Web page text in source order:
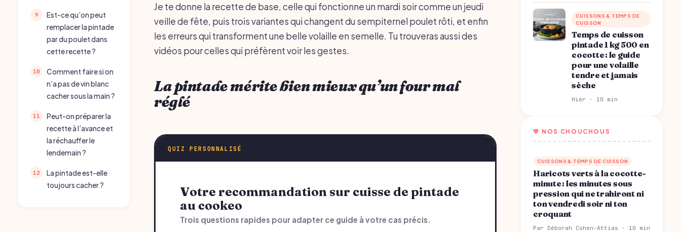
Est-ce qu’on peut
remplacer la pintade
par du poulet dans
cette recette ?
Comment faire si on
n’a pas de vin blanc
cacher sous la main ?
Peut-on préparer la
recette à l’avance et
la réchauffer le
lendemain ?
La pintade est-elle
toujours cacher ?
Je te donne la recette de base, celle qui fonctionne un mardi soir comme un jeudi
veille de fête, puis trois variantes qui changent du sempiternel poulet rôti, et enfin
les erreurs qui transforment une belle volaille en semelle. Tu trouveras aussi des
vidéos pour celles qui préfèrent voir les gestes.
La pintade mérite bien mieux qu’un four mal
réglé
QUIZ PERSONNALISÉ
Votre recommandation sur cuisse de pintade
au cookeo
Trois questions rapides pour adapter ce guide à votre cas précis.
CUISSONS & TEMPS DE
CUISSON
Temps de cuisson
pintade 1 kg 500 en
cocotte : le guide
pour une volaille
tendre et jamais
sèche
Hier · 10 min
💛 NOS CHOUCHOUS
CUISSONS & TEMPS DE CUISSON
Haricots verts à la cocotte-
minute : les minutes sous
pression qui ne trahiront ni
ton vendredi soir ni ton
croquant
Par Déborah Cohen-Attias · 10 min